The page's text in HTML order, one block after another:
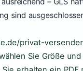
sind
privat-
Sie Größe